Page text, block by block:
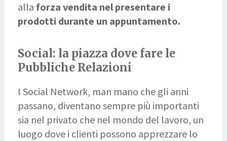
alla forza vendita nel presentare i
prodotti durante un appuntamento.
Social: la piazza dove fare le
Pubbliche Relazioni
I Social Network, man mano che gli anni
passano, diventano sempre più importanti
sia nel privato che nel mondo del lavoro, un
luogo dove i clienti possono apprezzare lo